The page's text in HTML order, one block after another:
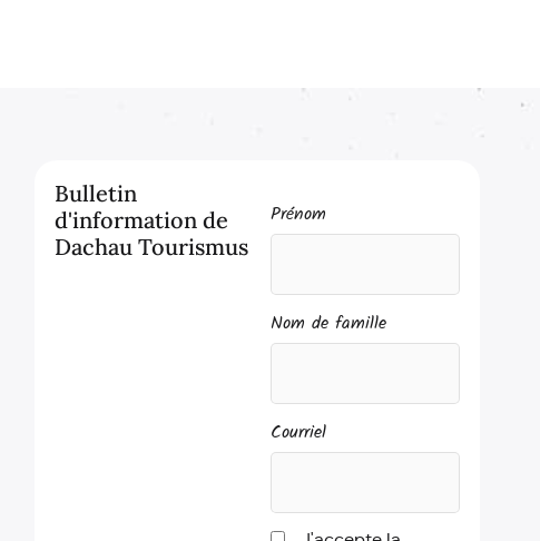
Bulletin
d'information de
Dachau Tourismus
Prénom
Nom de famille
Courriel